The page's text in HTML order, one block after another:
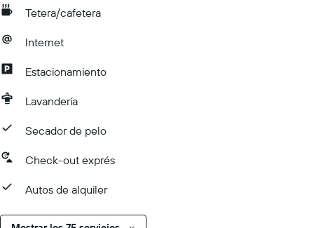
Tetera/cafetera
Internet
Estacionamiento
Lavandería
Secador de pelo
Check-out exprés
Autos de alquiler